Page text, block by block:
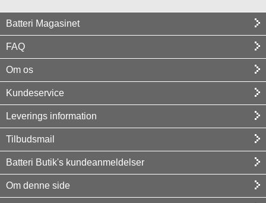
Batteri Magasinet
FAQ
Om os
Kundeservice
Leverings information
Tilbudsmail
Batteri Butik's kundeanmeldelser
Om denne side